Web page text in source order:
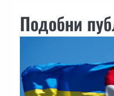
Подобни